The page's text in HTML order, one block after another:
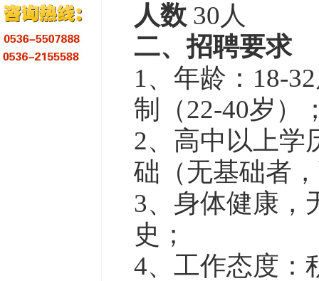
人数 30人
二、招聘要求
1、年龄：18-
制（22-40岁）
2、高中以上学
础（无基础者
3、身体健康，
史；
4、工作态度：